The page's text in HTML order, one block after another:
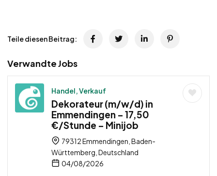
Teile diesen Beitrag:
Verwandte Jobs
Handel, Verkauf
Dekorateur (m/w/d) in
Emmendingen – 17,50
€/Stunde – Minijob
79312 Emmendingen, Baden-
Württemberg, Deutschland
04/08/2026